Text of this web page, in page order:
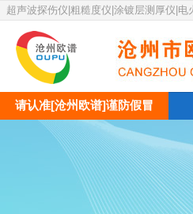
超声波探伤仪|粗糙度仪|涂镀层测厚仪|
请认准[沧州欧谱]谨防假冒